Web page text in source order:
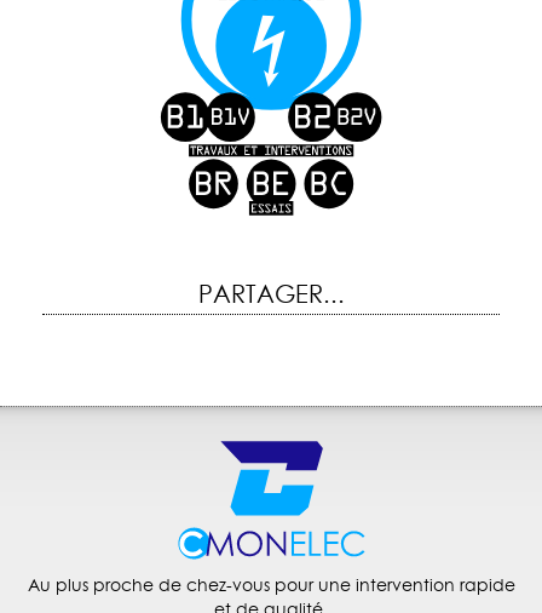
PARTAGER...
Au plus proche de chez-vous pour une intervention rapide